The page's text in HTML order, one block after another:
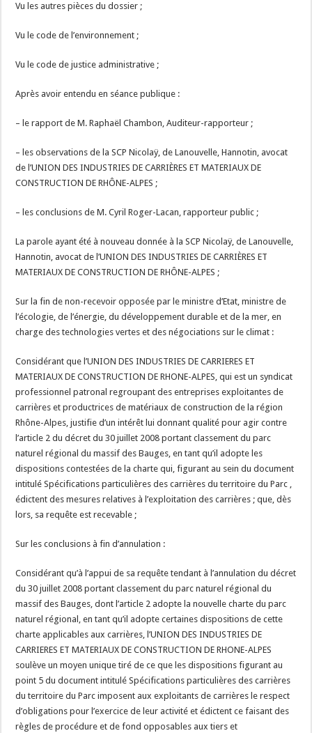
Vu les autres pièces du dossier ;
Vu le code de l’environnement ;
Vu le code de justice administrative ;
Après avoir entendu en séance publique :
– le rapport de M. Raphaël Chambon, Auditeur-rapporteur ;
– les observations de la SCP Nicolaÿ, de Lanouvelle, Hannotin, avocat
de l’UNION DES INDUSTRIES DE CARRIÈRES ET MATERIAUX DE
CONSTRUCTION DE RHÔNE-ALPES ;
– les conclusions de M. Cyril Roger-Lacan, rapporteur public ;
La parole ayant été à nouveau donnée à la SCP Nicolaÿ, de Lanouvelle,
Hannotin, avocat de l’UNION DES INDUSTRIES DE CARRIÈRES ET
MATERIAUX DE CONSTRUCTION DE RHÔNE-ALPES ;
Sur la fin de non-recevoir opposée par le ministre d’Etat, ministre de
l’écologie, de l’énergie, du développement durable et de la mer, en
charge des technologies vertes et des négociations sur le climat :
Considérant que l’UNION DES INDUSTRIES DE CARRIERES ET
MATERIAUX DE CONSTRUCTION DE RHONE-ALPES, qui est un syndicat
professionnel patronal regroupant des entreprises exploitantes de
carrières et productrices de matériaux de construction de la région
Rhône-Alpes, justifie d’un intérêt lui donnant qualité pour agir contre
l’article 2 du décret du 30 juillet 2008 portant classement du parc
naturel régional du massif des Bauges, en tant qu’il adopte les
dispositions contestées de la charte qui, figurant au sein du document
intitulé Spécifications particulières des carrières du territoire du Parc ,
édictent des mesures relatives à l’exploitation des carrières ; que, dès
lors, sa requête est recevable ;
Sur les conclusions à fin d’annulation :
Considérant qu’à l’appui de sa requête tendant à l’annulation du décret
du 30 juillet 2008 portant classement du parc naturel régional du
massif des Bauges, dont l’article 2 adopte la nouvelle charte du parc
naturel régional, en tant qu’il adopte certaines dispositions de cette
charte applicables aux carrières, l’UNION DES INDUSTRIES DE
CARRIERES ET MATERIAUX DE CONSTRUCTION DE RHONE-ALPES
soulève un moyen unique tiré de ce que les dispositions figurant au
point 5 du document intitulé Spécifications particulières des carrières
du territoire du Parc imposent aux exploitants de carrières le respect
d’obligations pour l’exercice de leur activité et édictent ce faisant des
règles de procédure et de fond opposables aux tiers et